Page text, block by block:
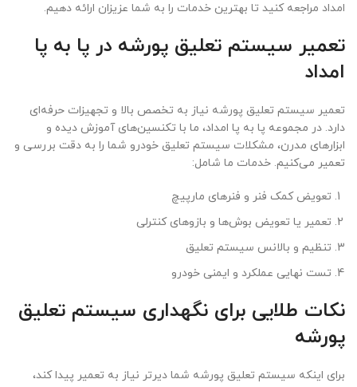
امداد مراجعه کنید تا بهترین خدمات را به شما عزیزان ارائه دهیم.
تعمیر سیستم تعلیق پورشه در پا به پا
امداد
تعمیر سیستم تعلیق پورشه نیاز به تخصص بالا و تجهیزات حرفه‌ای
دارد. در مجموعه پا به پا امداد، ما با تکنسین‌های آموزش دیده و
ابزارهای مدرن، مشکلات سیستم تعلیق خودرو شما را به دقت بررسی و
تعمیر می‌کنیم. خدمات ما شامل:
تعویض کمک فنر و فنرهای مارپیچ
تعمیر یا تعویض بوش‌ها و بازوهای کنترلی
تنظیم و بالانس سیستم تعلیق
تست نهایی عملکرد و ایمنی خودرو
نکات طلایی برای نگهداری سیستم تعلیق
پورشه
برای اینکه سیستم تعلیق پورشه شما دیرتر نیاز به تعمیر پیدا کند،